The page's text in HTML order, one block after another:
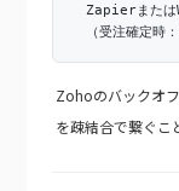
Zapierまたは
（受注確定時：
Zohoのバックオ
を疎結合で繋ぐこ